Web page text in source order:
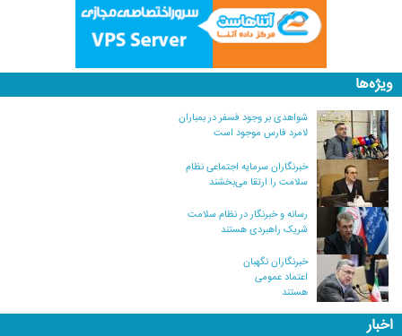
ویژه‌ها
شواهدی بر وجود فسفر در بمباران
لامرد فارس موجود است
خبرنگاران سرمایه اجتماعی نظام
سلامت را ارتقا می‌بخشند
رسانه و خبرنگار در نظام سلامت
شریک راهبردی هستند
خبرنگاران نگهبان
اعتماد عمومی
هستند
اخبار